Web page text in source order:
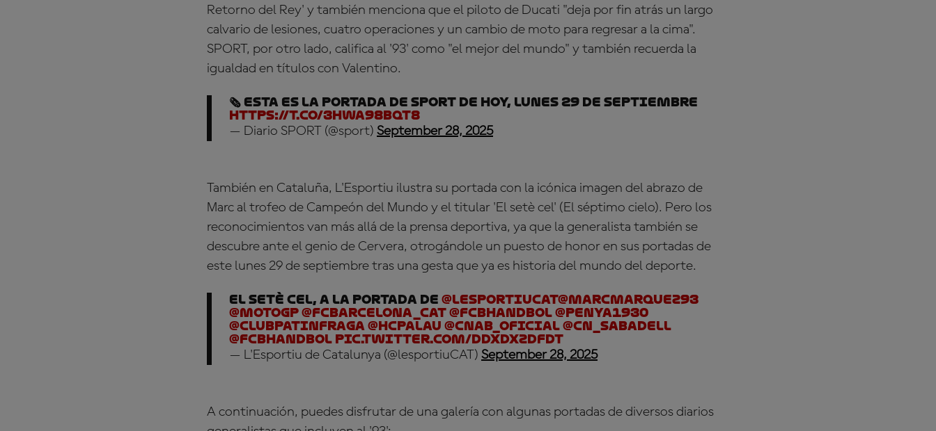
Retorno del Rey' y también menciona que el piloto de Ducati "deja por fin atrás un largo
calvario de lesiones, cuatro operaciones y un cambio de moto para regresar a la cima".
SPORT, por otro lado, califica al '93' como "el mejor del mundo" y también recuerda la
igualdad en títulos con Valentino.
🗞️ Esta es la portada de SPORT de hoy, lunes 29 de septiembre
https://t.co/3hwa98bqt8
— Diario SPORT (@sport) September 28, 2025
También en Cataluña, L'Esportiu ilustra su portada con la icónica imagen del abrazo de
Marc al trofeo de Campeón del Mundo y el titular 'El setè cel' (El séptimo cielo). Pero los
reconocimientos van más allá de la prensa deportiva, ya que la generalista también se
descubre ante el genio de Cervera, otrogándole un puesto de honor en sus portadas de
este lunes 29 de septiembre tras una gesta que ya es historia del mundo del deporte.
EL SETÈ CEL, a la portada de @lesportiuCAT@marcmarquez93
@MotoGP@FCBarcelona_cat@FCBhandbol@Penya1930
@clubpatinfraga @hcpalau @CNAB_oficial@CN_Sabadell
@FCBhandbol pic.twitter.com/DdxdxZDFDt
— L'Esportiu de Catalunya (@lesportiuCAT) September 28, 2025
A continuación, puedes disfrutar de una galería con algunas portadas de diversos diarios